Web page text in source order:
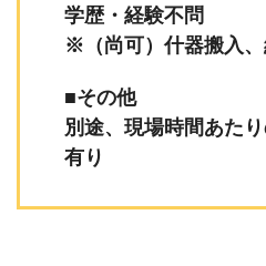
学歴・経験不問
※（尚可）什器搬入
■その他
別途、現場時間あた
有り